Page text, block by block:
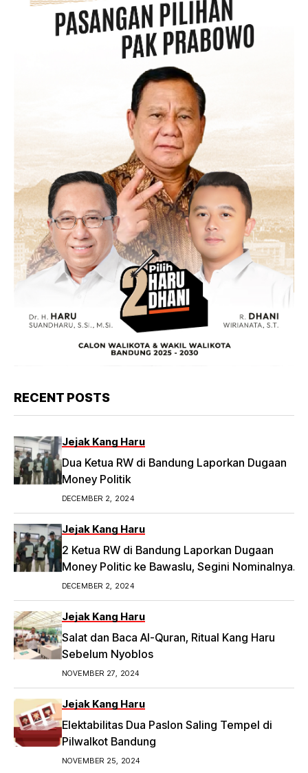
RECENT POSTS
Jejak Kang Haru
Dua Ketua RW di Bandung Laporkan Dugaan
Money Politik
DECEMBER 2, 2024
Jejak Kang Haru
2 Ketua RW di Bandung Laporkan Dugaan
Money Politic ke Bawaslu, Segini Nominalnya
Artikel ini telah tayang di Tribunpriangan.com
dengan judul 2 Ketua RW di Bandung Laporkan
Dugaan Money Politic ke Bawaslu, Segini
Nominalnya,
https://priangan.tribunnews.com/2024/11/30/2-
money-politic-ke-bawaslu-segini-nominalnya.
DECEMBER 2, 2024
Jejak Kang Haru
Salat dan Baca Al-Quran, Ritual Kang Haru
Sebelum Nyoblos
NOVEMBER 27, 2024
Jejak Kang Haru
Elektabilitas Dua Paslon Saling Tempel di
Pilwalkot Bandung
NOVEMBER 25, 2024